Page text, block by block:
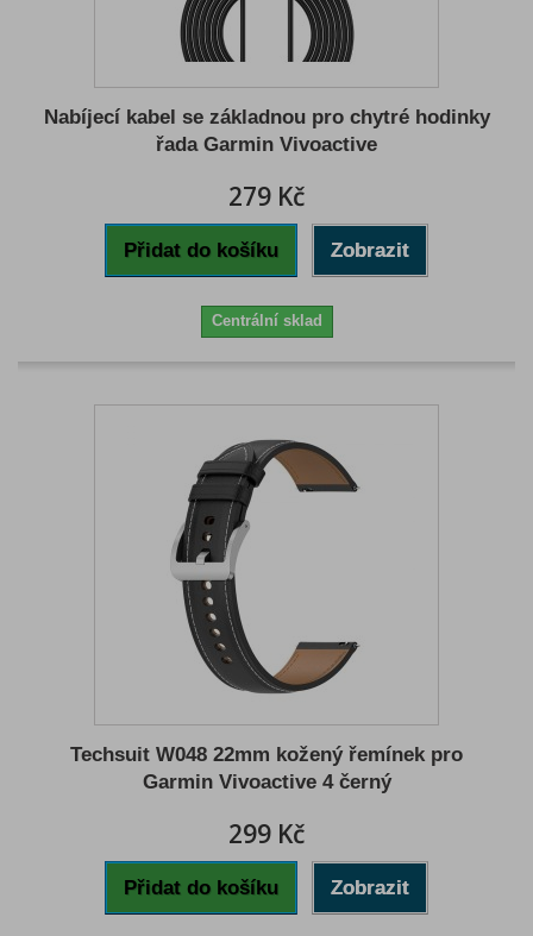
Nabíjecí kabel se základnou pro chytré hodinky
řada Garmin Vivoactive
279 Kč
Přidat do košíku Zobrazit
Centrální sklad
Techsuit W048 22mm kožený řemínek pro
Garmin Vivoactive 4 černý
299 Kč
Přidat do košíku Zobrazit